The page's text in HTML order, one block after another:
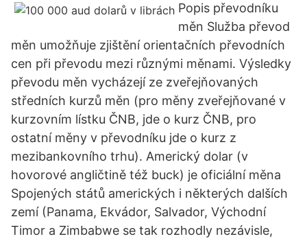
Popis převodníku
měn Služba převod
měn umožňuje zjištění orientačních převodních
cen při převodu mezi různými měnami. Výsledky
převodu měn vycházejí ze zveřejňovaných
středních kurzů měn (pro měny zveřejňované v
kurzovním lístku ČNB, jde o kurz ČNB, pro
ostatní měny v převodníku jde o kurz z
mezibankovního trhu). Americký dolar (v
hovorové angličtině též buck) je oficiální měna
Spojených států amerických i některých dalších
zemí (Panama, Ekvádor, Salvador, Východní
Timor a Zimbabwe se tak rozhodly nezávisle,